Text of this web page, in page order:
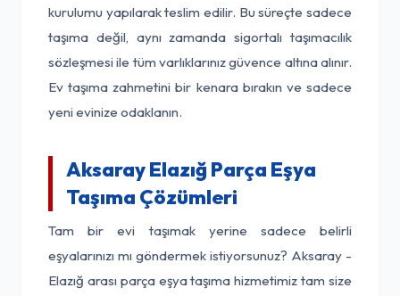
kurulumu yapılarak teslim edilir. Bu süreçte sadece
taşıma değil, aynı zamanda sigortalı taşımacılık
sözleşmesi ile tüm varlıklarınız güvence altına alınır.
Ev taşıma zahmetini bir kenara bırakın ve sadece
yeni evinize odaklanın.
Aksaray Elazığ Parça Eşya
Taşıma Çözümleri
Tam bir evi taşımak yerine sadece belirli
eşyalarınızı mı göndermek istiyorsunuz? Aksaray -
Elazığ arası parça eşya taşıma hizmetimiz tam size